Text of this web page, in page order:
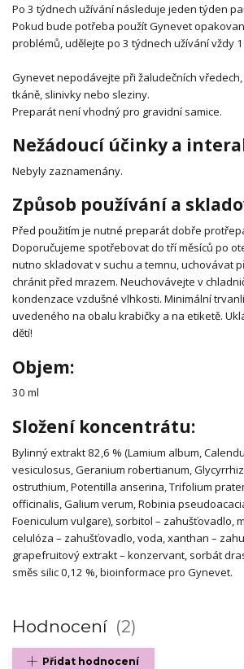
Po 3 týdnech užívání následuje jeden týden
Pokud bude potřeba použít Gynevet
problémů, udělejte po 3 týdnech užívání vždy
Gynevet nepodávejte při žaludečních
tkáně, slinivky nebo sleziny.
Preparát není vhodný pro gravidní samice.
Nežádoucí účinky a
Nebyly zaznamenány.
Způsob používání a
Před použitím je nutné preparát dobře
Doporučujeme spotřebovat do tří měsíců po
nutno skladovat v suchu a temnu, uchovávat
chránit před mrazem. Neuchovávejte v
kondenzace vzdušné vlhkosti. Minimální
uvedeného na obalu krabičky a na etiketě.
dětí!
Objem:
30 ml
Složení koncentrátu:
Bylinný extrakt 82,6 % (Lamium album,
vesiculosus, Geranium robertianum,
ostruthium, Potentilla anserina, Trifolium
officinalis, Galium verum, Robinia
Foeniculum vulgare), sorbitol – zahušťovadlo,
celulóza – zahušťovadlo, voda, xanthan –
grapefruitový extrakt – konzervant, sorbát
směs silic 0,12 %, bioinformace pro Gynevet.
Hodnocení 2
Přidat hodnocení